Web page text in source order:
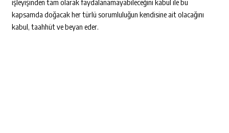
işleyişinden tam olarak faydalanamayabileceğini kabul ile bu
kapsamda doğacak her türlü sorumluluğun kendisine ait olacağını
kabul, taahhüt ve beyan eder.